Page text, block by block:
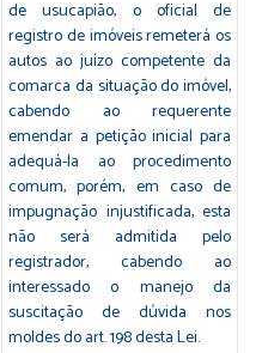
de usucapião, o oficial de
registro de imóveis remeterá os
autos ao juízo competente da
comarca da situação do imóvel,
cabendo ao requerente
emendar a petição inicial para
adequá-la ao procedimento
comum, porém, em caso de
impugnação injustificada, esta
não será admitida pelo
registrador, cabendo ao
interessado o manejo da
suscitação de dúvida nos
moldes do art. 198 desta Lei.